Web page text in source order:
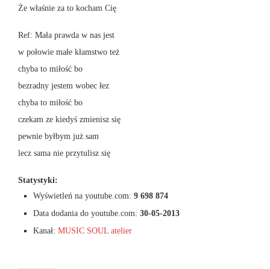
Że właśnie za to kocham Cię
Ref: Mała prawda w nas jest
w połowie małe kłamstwo też
chyba to miłość bo
bezradny jestem wobec łez
chyba to miłość bo
czekam ze kiedyś zmienisz się
pewnie byłbym już sam
lecz sama nie przytulisz się
Statystyki:
Wyświetleń na youtube.com: 9 698 874
Data dodania do youtube.com: 30-05-2013
Kanał: MUSIC SOUL atelier